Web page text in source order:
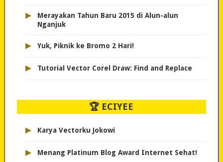
▸
Merayakan Tahun Baru 2015 di Alun-alun
Nganjuk
▸ Yuk, Piknik ke Bromo 2 Hari!
▸ Tutorial Vector Corel Draw: Find and Replace
🏆 ECIYEE
▸ Karya Vectorku Jokowi
▸ Menang Platinum Blog Award Internet Sehat!